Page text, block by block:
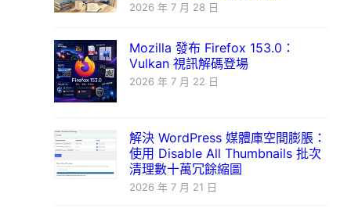
2026 年 7 月 28 日
Mozilla 發布 Firefox 153.0：
Vulkan 視訊解碼登場
2026 年 7 月 22 日
解決 WordPress 媒體庫空間膨脹：
使用 Disable All Thumbnails 批次
清理數十萬冗餘縮圖
2026 年 7 月 21 日